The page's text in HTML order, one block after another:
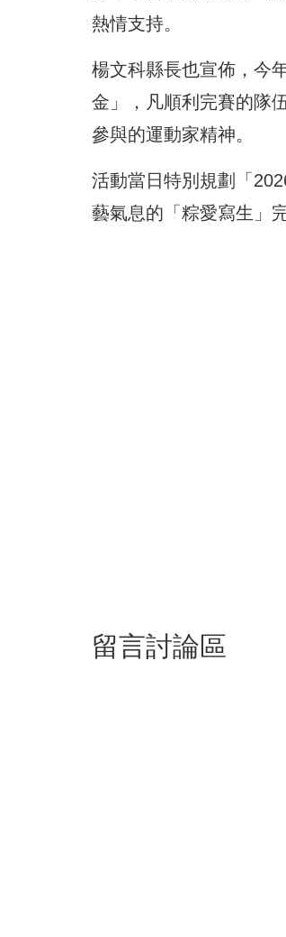
熱情支持。
楊文科縣長也宣佈，今
金」，凡順利完賽的隊
參與的運動家精神。
活動當日特別規劃「
藝氣息的「粽愛寫生」
留言討論區